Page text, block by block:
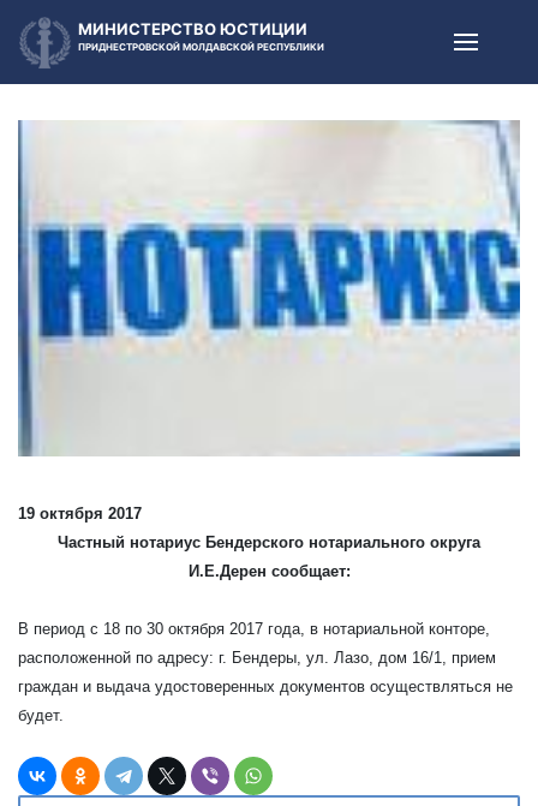
МИНИСТЕРСТВО ЮСТИЦИИ
ПРИДНЕСТРОВСКОЙ МОЛДАВСКОЙ РЕСПУБЛИКИ
19 октября 2017
Частный нотариус Бендерского нотариального округа
И.Е.Дерен сообщает:
В период с 18 по 30 октября 2017 года, в нотариальной конторе,
расположенной по адресу: г. Бендеры, ул. Лазо, дом 16/1, прием
граждан и выдача удостоверенных документов осуществляться не
будет.